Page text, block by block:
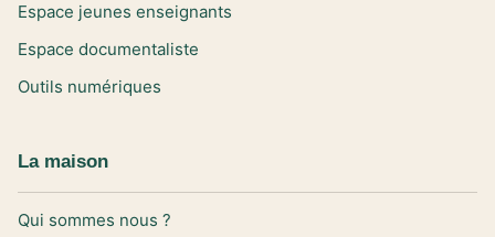
Espace jeunes enseignants
Espace documentaliste
Outils numériques
La maison
Qui sommes nous ?